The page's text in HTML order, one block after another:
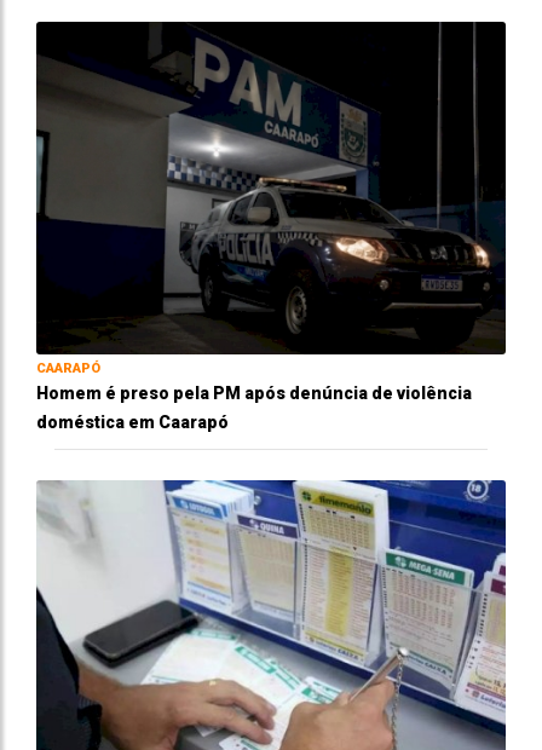
CAARAPÓ
Homem é preso pela PM após denúncia de violência
doméstica em Caarapó